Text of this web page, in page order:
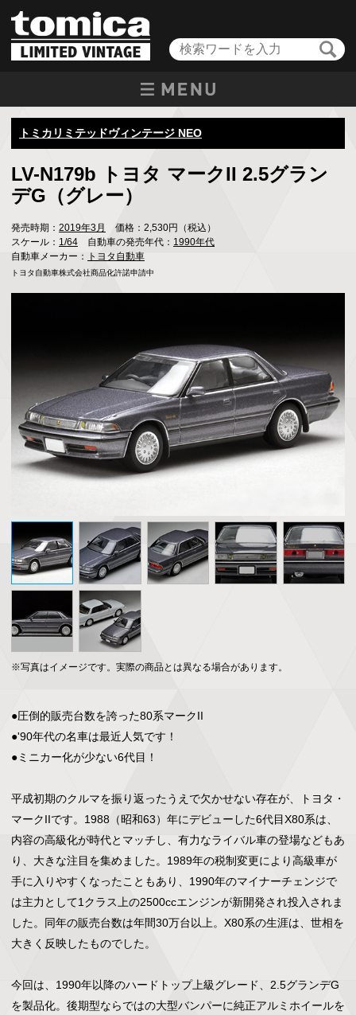
トミカリミテッドヴィンテージ NEO
LV-N179b トヨタ マークII 2.5グラン
デG（グレー）
発売時期： 2019年3月
価格：2,530円（税込）
スケール： 1/64 自動車の発売年代： 1990年代
自動車メーカー：
トヨタ自動車
トヨタ自動車株式会社商品化許諾申請中
※写真はイメージです。実際の商品とは異なる場合があります。
●圧倒的販売台数を誇った80系マークII
●'90年代の名車は最近人気です！
●ミニカー化が少ない6代目！
平成初期のクルマを振り返ったうえで欠かせない存在が、トヨタ・
マークIIです。1988（昭和63）年にデビューした6代目X80系は、
内容の高級化が時代とマッチし、有力なライバル車の登場などもあ
り、大きな注目を集めました。1989年の税制変更により高級車が
手に入りやすくなったこともあり、1990年のマイナーチェンジで
は主力として1クラス上の2500ccエンジンが新開発され投入されま
した。同年の販売台数は年間30万台以上。X80系の生涯は、世相を
大きく反映したものでした。
今回は、1990年以降のハードトップ上級グレード、2.5グランデG
を製品化。後期型ならではの大型バンパーに純正アルミホイールを